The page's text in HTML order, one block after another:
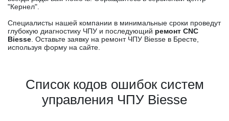
"Кернел".
Специалисты нашей компании в минимальные сроки проведут
глубокую диагностику ЧПУ и последующий ремонт CNC
Biesse . Оставьте заявку на ремонт ЧПУ Biesse в Бресте,
используя форму на сайте.
Список кодов ошибок систем
управления ЧПУ Biesse